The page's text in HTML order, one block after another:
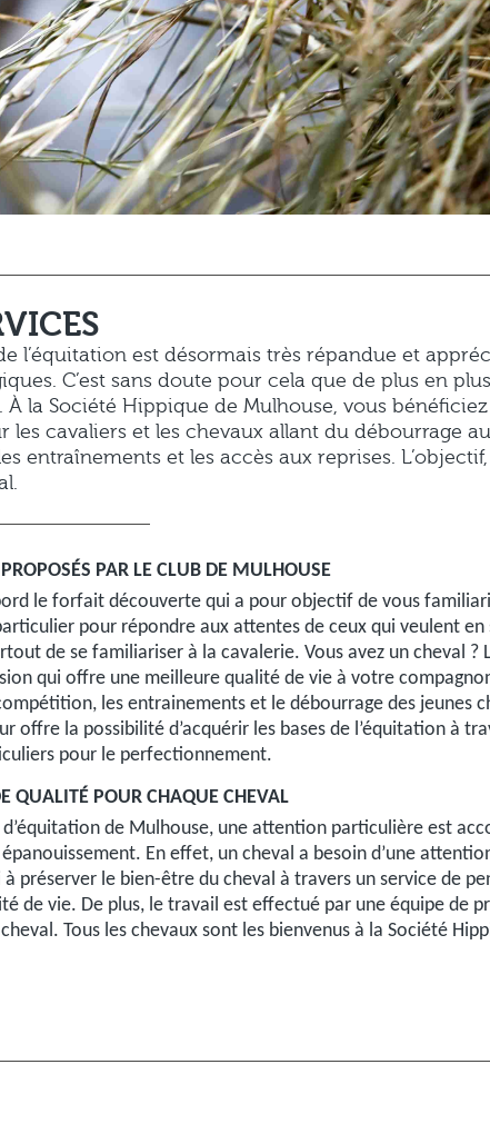
l’équitation est désormais très répandue et
C’est sans doute pour cela que de plus en
À la Société Hippique de Mulhouse, vous
les cavaliers et les chevaux allant du débourrage
entraînements et les accès aux reprises.
PROPOSÉS PAR LE CLUB DE MULHOUSE
le forfait découverte qui a pour objectif de vous
pour répondre aux attentes de ceux qui veulent
de se familiariser à la cavalerie. Vous avez un cheval ?
qui offre une meilleure qualité de vie à votre
les entrainements et le débourrage des jeunes
offre la possibilité d’acquérir les bases de l’équitation à
pour le perfectionnement.
QUALITÉ POUR CHAQUE CHEVAL
de Mulhouse, une attention particulière est
En effet, un cheval a besoin d’une
à préserver le bien-être du cheval à travers un service de
de vie. De plus, le travail est effectué par une équipe de
Tous les chevaux sont les bienvenus à la Société